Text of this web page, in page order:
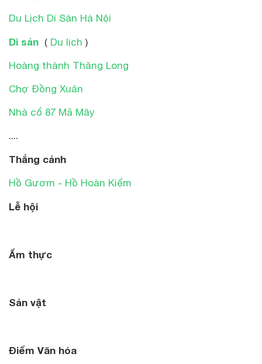
Du Lịch Di Sản Hà Nội
Di sản ( Du lịch )
Hoàng thành Thăng Long
Chợ Đồng Xuân
Nhà cổ 87 Mã Mây
....
Thắng cảnh
Hồ Gươm - Hồ Hoàn Kiếm
Lễ hội
Ẩm thực
Sản vật
Điểm Văn hóa